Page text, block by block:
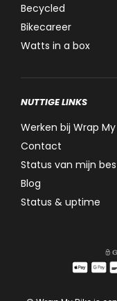
Becycled
Bikecareer
Watts in a box
NUTTIGE LINKS
Werken bij Wrap My
Contact
Status van mijn
Blog
Status & uptime